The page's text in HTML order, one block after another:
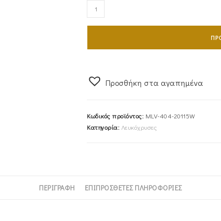
Ζευγάρι
Βέρες
MLV-
ποσότητα
Προσθήκη στα αγαπημένα
Κωδικός προϊόντος: MLV-404-20115W
Κατηγορία: Λευκόχρυσες
ΠΕΡΙΓΡΑΦΉ ΕΠΙΠΡΌΣΘΕΤΕΣ ΠΛΗΡΟΦΟΡΊΕΣ